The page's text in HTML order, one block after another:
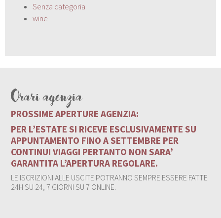
Senza categoria
wine
Orari agenzia
PROSSIME APERTURE AGENZIA:
PER L’ESTATE SI RICEVE ESCLUSIVAMENTE SU
APPUNTAMENTO FINO A SETTEMBRE PER
CONTINUI VIAGGI PERTANTO NON SARA’
GARANTITA L’APERTURA REGOLARE.
LE ISCRIZIONI ALLE USCITE POTRANNO SEMPRE ESSERE FATTE
24H SU 24, 7 GIORNI SU 7 ONLINE.